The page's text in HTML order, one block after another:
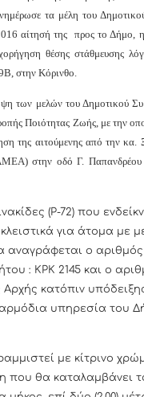
τα μέλη του
αίτησή της προς το Δήμο,
θέσης στάθμευσης
στην Κόρινθο.
των μελών του Δημοτικού
Ποιότητας Ζωής, με την
της αιτούμενης από την κα.
στην οδό Γ.
(Ρ-72) που
για άτομα με
αναγράφεται ο αριθμός
: ΚΡΚ 2145 και ο
κατόπιν
υπηρεσία του
με κίτρινο
που θα καταλαμβάνει